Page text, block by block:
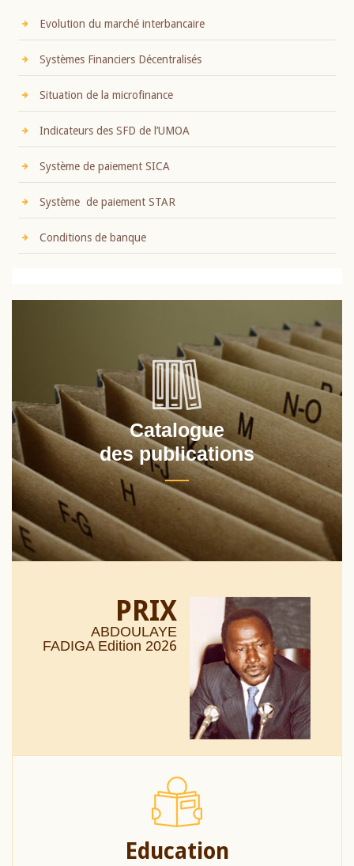
Evolution du marché interbancaire
Systèmes Financiers Décentralisés
Situation de la microfinance
Indicateurs des SFD de l’UMOA
Système de paiement SICA
Système de paiement STAR
Conditions de banque
Catalogue
des publications
PRIX
ABDOULAYE
FADIGA Edition 2026
Education